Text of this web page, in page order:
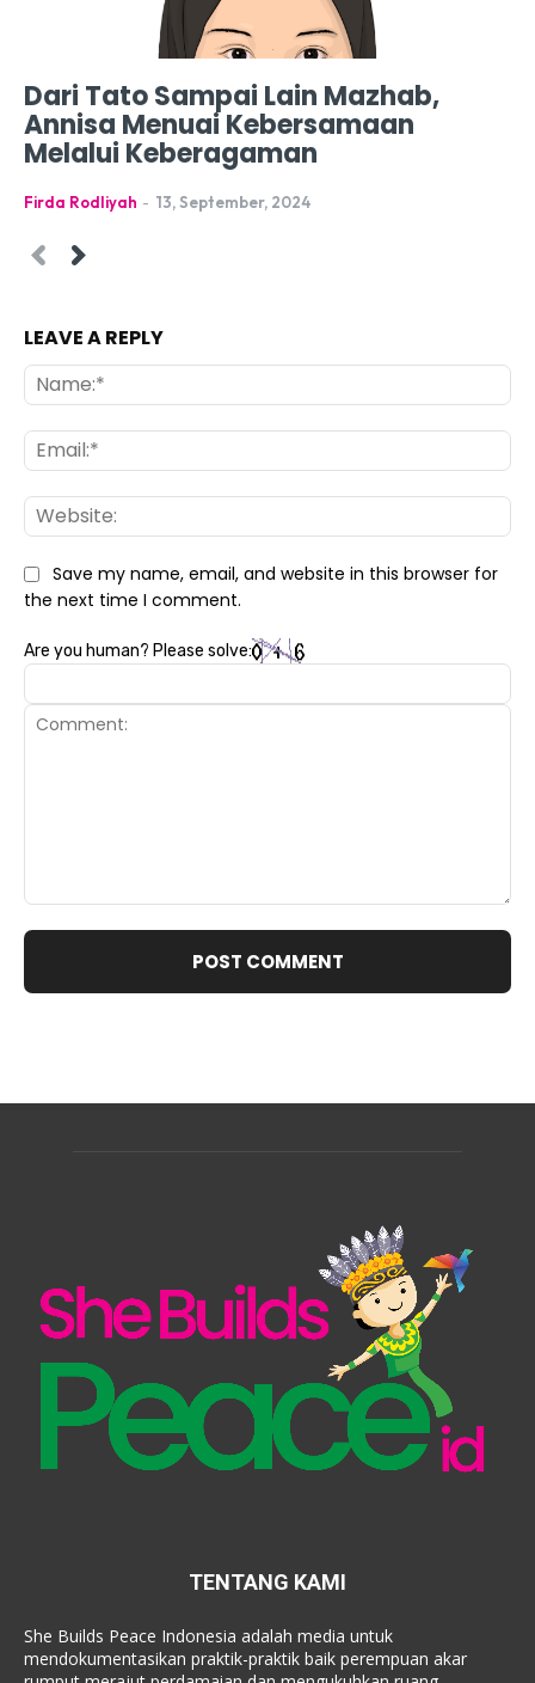
Dari Tato Sampai Lain Mazhab,
Annisa Menuai Kebersamaan
Melalui Keberagaman
Firda Rodliyah - 13, September, 2024
LEAVE A REPLY
Save my name, email, and website in this browser for
the next time I comment.
Are you human? Please solve:
TENTANG KAMI
She Builds Peace Indonesia adalah media untuk
mendokumentasikan praktik-praktik baik perempuan akar